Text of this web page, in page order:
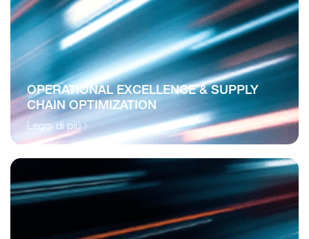
OPERATIONAL EXCELLENCE & SUPPLY
CHAIN OPTIMIZATION
Leggi di piú